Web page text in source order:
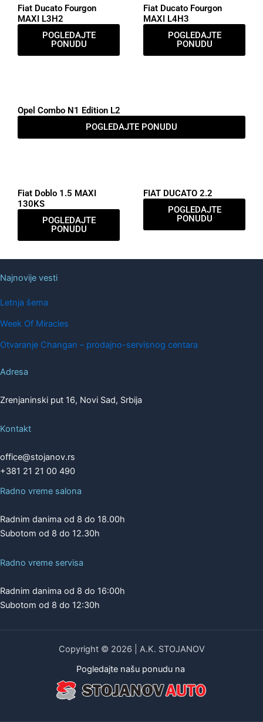
Fiat Ducato Fourgon
MAXI L3H2
POGLEDAJTE
PONUDU
Fiat Ducato Fourgon
MAXI L4H3
POGLEDAJTE
PONUDU
Opel Combo N1 Edition L2
POGLEDAJTE PONUDU
Fiat Doblo 1.5 MAXI
130KS
POGLEDAJTE
PONUDU
FIAT DUCATO 2.2
POGLEDAJTE
PONUDU
Najnovije vesti
Letnja šema
Week Of Miracles
Otvaranje Changan – prodajno-servisnog centara
Adresa
Zrenjaninski put 16, Novi Sad, Srbija
Kontakt
office@stojanov.rs
+381 21 21 00 490
Radno vreme salona
Radnim danima od 8 do 18.00h
Subotom od 8 do 12.30h
Radno vreme servisa
Radnim danima od 8 do 16:00h
Subotom od 8 do 12:30h
Copyright © 2026 | A.K. STOJANOV
Pogledajte našu ponudu na